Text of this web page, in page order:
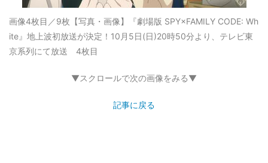
画像4枚目／9枚 【写真・画像】『劇場版 SPY×FAMILY CODE: Wh
ite』地上波初放送が決定！10月5日(日)20時50分より、テレビ東
京系列にて放送 4枚目
▼スクロールで次の画像をみる▼
記事に戻る